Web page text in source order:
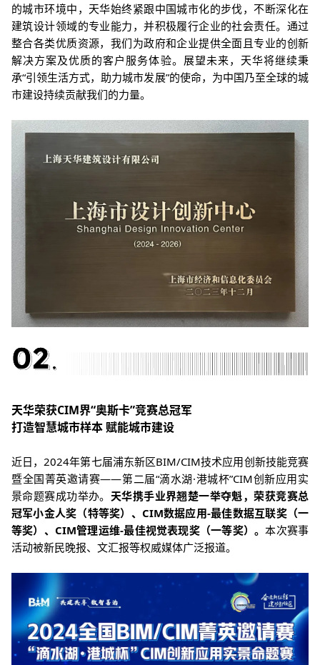
的城市环境中，天华始终紧跟中国城市化的步伐，不断深化在
建筑设计领域的专业能力，并积极履行企业的社会责任。通过
整合各类优质资源，我们为政府和企业提供全面且专业的创新
解决方案及优质的客户服务体验。展望未来，天华将继续秉
承“引领生活方式，助力城市发展”的使命，为中国乃至全球的城
市建设持续贡献我们的力量。
天华荣获CIM界“奥斯卡”竞赛总冠军
打造智慧城市样本 赋能城市建设
近日，2024年第七届浦东新区BIM/CIM技术应用创新技能竞赛
暨全国菁英邀请赛——第二届“滴水湖·港城杯”CIM创新应用实
景命题赛成功举办。 天华携手业界翘楚一举夺魁，荣获竞赛总
冠军小金人奖（特等奖）、CIM数据应用-最佳数据互联奖（一
等奖）、CIM管理运维-最佳视觉表现奖（一等奖）。本次赛事
活动被新民晚报、文汇报等权威媒体广泛报道。